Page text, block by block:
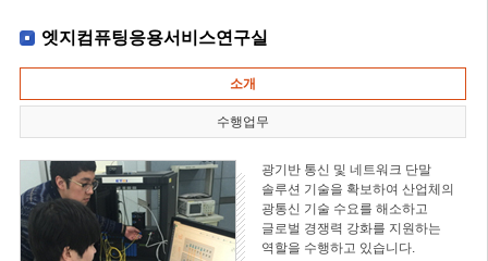
엣지컴퓨팅응용서비스연구실
소개
수행업무
광기반 통신 및 네트워크 단말
솔루션 기술을 확보하여 산업체의
광통신 기술 수요를 해소하고
글로벌 경쟁력 강화를 지원하는
역할을 수행하고 있습니다.